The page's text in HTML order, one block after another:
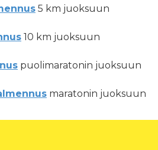
5 km juoksuun
10 km juoksuun
puolimaratonin juoksuun
maratonin juoksuun